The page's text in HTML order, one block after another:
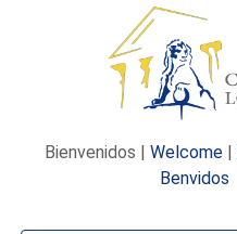
Bienvenidos | Welcome |
Benvidos